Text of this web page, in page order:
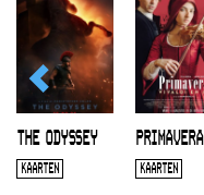
THE ODYSSEY
KAARTEN
PRIMAVERA
KAARTEN